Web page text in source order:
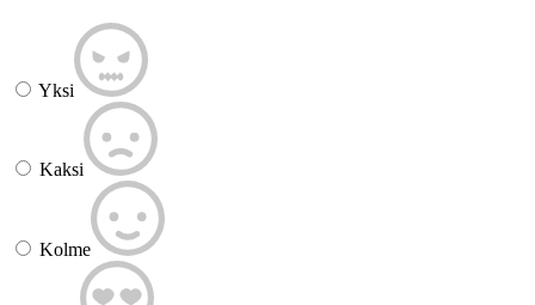
Yksi
Kaksi
Kolme